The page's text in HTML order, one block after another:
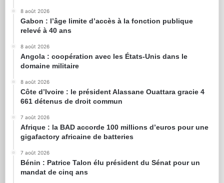
8 août 2026
Gabon : l’âge limite d’accès à la fonction publique
relevé à 40 ans
8 août 2026
Angola : coopération avec les États-Unis dans le
domaine militaire
8 août 2026
Côte d’Ivoire : le président Alassane Ouattara gracie 4
661 détenus de droit commun
7 août 2026
Afrique : la BAD accorde 100 millions d’euros pour une
gigafactory africaine de batteries
7 août 2026
Bénin : Patrice Talon élu président du Sénat pour un
mandat de cinq ans